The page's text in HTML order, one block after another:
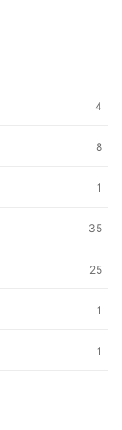
4
8
1
35
25
1
1